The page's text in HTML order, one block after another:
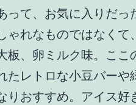
って、お気に入りだっ
ゃれなものではなくて
板、卵ミルク味。ここ
たレトロな小豆バーや
りおすすめ。アイス好